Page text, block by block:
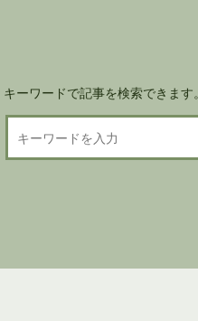
キーワードで記事を検索できます。